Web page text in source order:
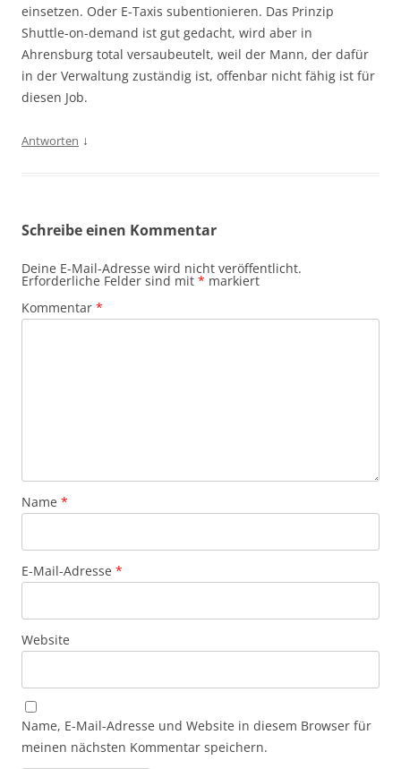
einsetzen. Oder E-Taxis subentionieren. Das Prinzip
Shuttle-on-demand ist gut gedacht, wird aber in
Ahrensburg total versaubeutelt, weil der Mann, der dafür
in der Verwaltung zuständig ist, offenbar nicht fähig ist für
diesen Job.
Antworten ↓
Schreibe einen Kommentar
Deine E-Mail-Adresse wird nicht veröffentlicht.
Erforderliche Felder sind mit * markiert
Kommentar *
Name *
E-Mail-Adresse *
Website
Name, E-Mail-Adresse und Website in diesem Browser für
meinen nächsten Kommentar speichern.